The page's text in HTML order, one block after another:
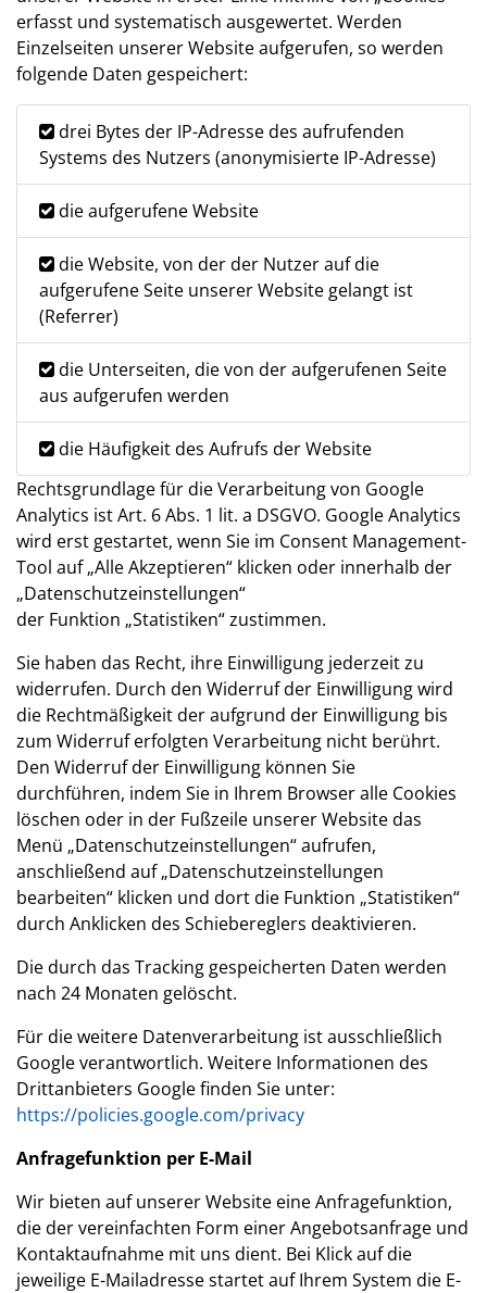
erfasst und systematisch ausgewertet. Werden
Einzelseiten unserer Website aufgerufen, so werden
folgende Daten gespeichert:
drei Bytes der IP-Adresse des aufrufenden
Systems des Nutzers (anonymisierte IP-Adresse)
die aufgerufene Website
die Website, von der der Nutzer auf die
aufgerufene Seite unserer Website gelangt ist
(Referrer)
die Unterseiten, die von der aufgerufenen Seite
aus aufgerufen werden
die Häufigkeit des Aufrufs der Website
Rechtsgrundlage für die Verarbeitung von Google
Analytics ist Art. 6 Abs. 1 lit. a DSGVO. Google Analytics
wird erst gestartet, wenn Sie im Consent Management-
Tool auf „Alle Akzeptieren“ klicken oder innerhalb der
„Datenschutzeinstellungen“
der Funktion „Statistiken“ zustimmen.
Sie haben das Recht, ihre Einwilligung jederzeit zu
widerrufen. Durch den Widerruf der Einwilligung wird
die Rechtmäßigkeit der aufgrund der Einwilligung bis
zum Widerruf erfolgten Verarbeitung nicht berührt.
Den Widerruf der Einwilligung können Sie
durchführen, indem Sie in Ihrem Browser alle Cookies
löschen oder in der Fußzeile unserer Website das
Menü „Datenschutzeinstellungen“ aufrufen,
anschließend auf „Datenschutzeinstellungen
bearbeiten“ klicken und dort die Funktion „Statistiken“
durch Anklicken des Schiebereglers deaktivieren.
Die durch das Tracking gespeicherten Daten werden
nach 24 Monaten gelöscht.
Für die weitere Datenverarbeitung ist ausschließlich
Google verantwortlich. Weitere Informationen des
Drittanbieters Google finden Sie unter:
https://policies.google.com/privacy
Anfragefunktion per E-Mail
Wir bieten auf unserer Website eine Anfragefunktion,
die der vereinfachten Form einer Angebotsanfrage und
Kontaktaufnahme mit uns dient. Bei Klick auf die
jeweilige E-Mailadresse startet auf Ihrem System die E-